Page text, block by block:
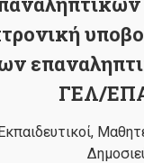
ΓΕΛ/
,